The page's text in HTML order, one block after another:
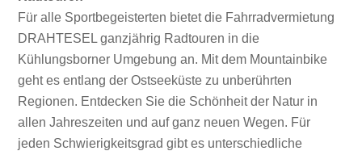
Für alle Sportbegeisterten bietet die Fahrradvermietung
DRAHTESEL ganzjährig Radtouren in die
Kühlungsborner Umgebung an. Mit dem Mountainbike
geht es entlang der Ostseeküste zu unberührten
Regionen. Entdecken Sie die Schönheit der Natur in
allen Jahreszeiten und auf ganz neuen Wegen. Für
jeden Schwierigkeitsgrad gibt es unterschiedliche